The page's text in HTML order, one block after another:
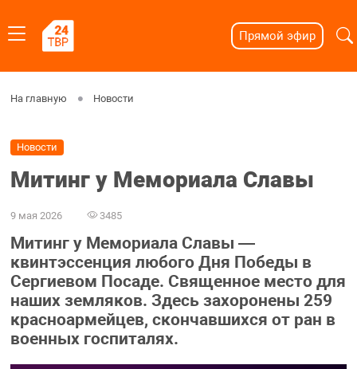
Прямой эфир
На главную Новости
Новости
Митинг у Мемориала Славы
9 мая 2026 3485
Митинг у Мемориала Славы —
квинтэссенция любого Дня Победы в
Сергиевом Посаде. Священное место для
наших земляков. Здесь захоронены 259
красноармейцев, скончавшихся от ран в
военных госпиталях.